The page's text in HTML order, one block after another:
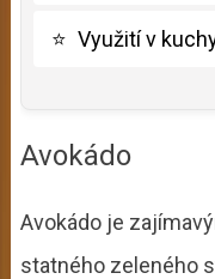
⭐ Využití v
Avokádo
Avokádo je
statného zeleného